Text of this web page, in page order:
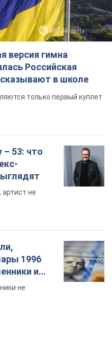
версия гимна
Российская
в школе
только первый куплет
53: что
не
1996
и
не